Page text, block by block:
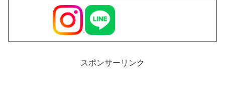
スポンサーリンク